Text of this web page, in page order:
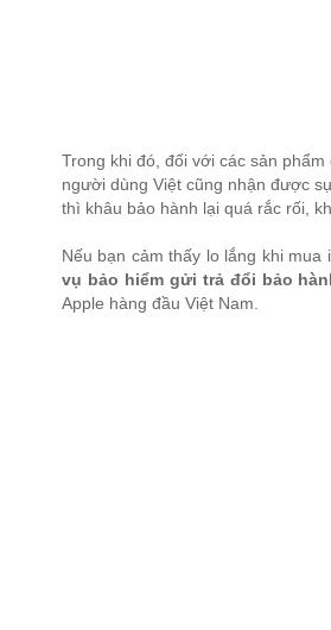
Trong khi đó, đối với các sản
người dùng Việt cũng nhận được
thì khâu bảo hành lại quá rắc rối,
Nếu bạn cảm thấy lo lắng khi
vụ bảo hiểm gửi trả đổi bảo
Apple hàng đầu Việt Nam.